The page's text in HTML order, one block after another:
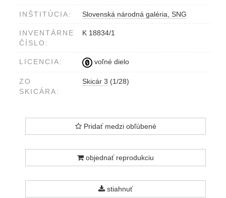
Nápis vľavo hore Ankunft zu Füß in
Andrássy
INŠTITÚCIA: Slovenská národná galéria, SNG
INVENTÁRNE
ČÍSLO:
K 18834/1
LICENCIA: voľné dielo
ZO
SKICÁRA:
Skicár 3 (1/28)
Pridať medzi obľúbené
objednať reprodukciu
stiahnuť